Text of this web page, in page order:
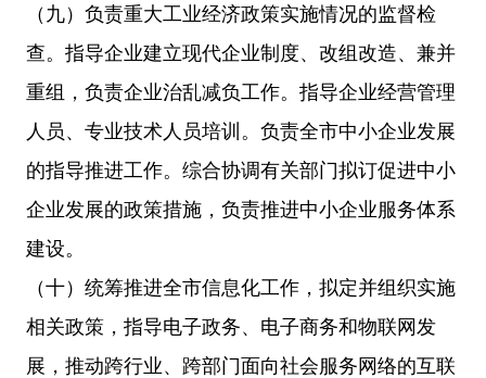
（九）负责重大工业经济政策实施情况的监督检
查。指导企业建立现代企业制度、改组改造、兼并
重组，负责企业治乱减负工作。指导企业经营管理
人员、专业技术人员培训。负责全市中小企业发展
的指导推进工作。综合协调有关部门拟订促进中小
企业发展的政策措施，负责推进中小企业服务体系
建设。
（十）统筹推进全市信息化工作，拟定并组织实施
相关政策，指导电子政务、电子商务和物联网发
展，推动跨行业、跨部门面向社会服务网络的互联